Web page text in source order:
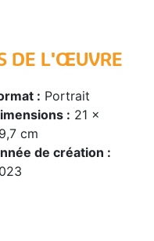
DE L'ŒUVRE
: Portrait
: 21 x
cm
de création :